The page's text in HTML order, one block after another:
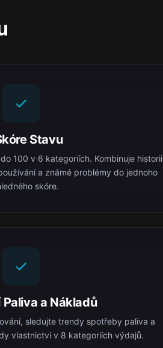
Stavu
100 v 6 kategoriích. Kombinuje historii
a známé problémy do jednoho
skóre.
Paliva a Nákladů
sledujte trendy spotřeby paliva a
vlastnictví v 8 kategoriích výdajů.